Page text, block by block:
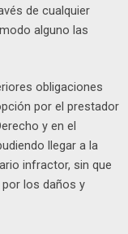
de cualquier
alguno las
obligaciones
por el prestador
y en el
llegar a la
infractor, sin que
los daños y